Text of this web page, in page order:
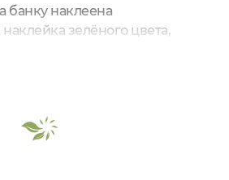
банку наклеена
зелёного цвета,
вся необходимая
её нужно снять.Баночка